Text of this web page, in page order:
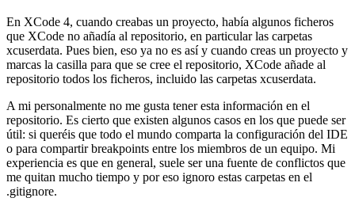
En XCode 4, cuando creabas un proyecto, había algunos ficheros
que XCode no añadía al repositorio, en particular las carpetas
xcuserdata. Pues bien, eso ya no es así y cuando creas un proyecto y
marcas la casilla para que se cree el repositorio, XCode añade al
repositorio todos los ficheros, incluido las carpetas xcuserdata.
A mi personalmente no me gusta tener esta información en el
repositorio. Es cierto que existen algunos casos en los que puede ser
útil: si queréis que todo el mundo comparta la configuración del IDE
o para compartir breakpoints entre los miembros de un equipo. Mi
experiencia es que en general, suele ser una fuente de conflictos que
me quitan mucho tiempo y por eso ignoro estas carpetas en el
.gitignore.